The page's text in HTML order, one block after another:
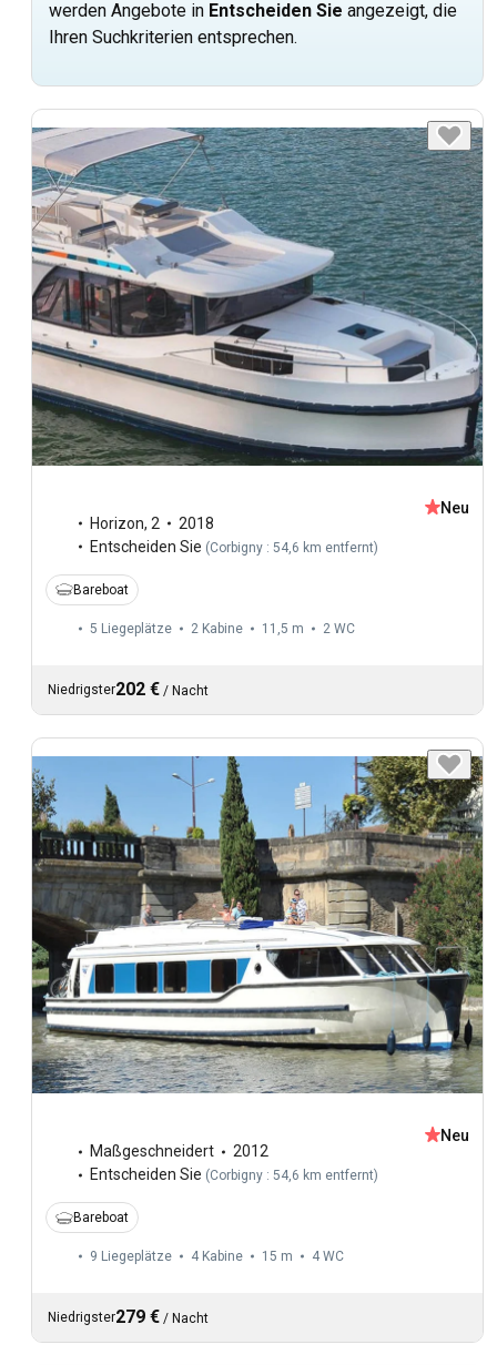
werden Angebote in Entscheiden Sie angezeigt, die
Ihren Suchkriterien entsprechen.
Horizon, 2
2018
Entscheiden Sie (Corbigny : 54,6 km entfernt)
Neu
Bareboat
5 Liegeplätze 2 Kabine 11,5 m 2 WC
Niedrigster202 € / Nacht
Maßgeschneidert
2012
Entscheiden Sie (Corbigny : 54,6 km entfernt)
Neu
Bareboat
9 Liegeplätze 4 Kabine 15 m 4 WC
Niedrigster279 € / Nacht